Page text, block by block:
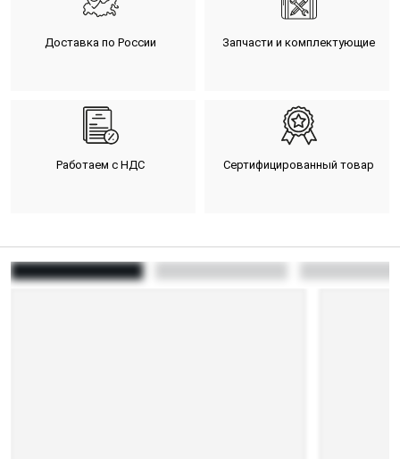
Доставка по России Запчасти и комплектующие
Работаем с НДС Сертифицированный товар